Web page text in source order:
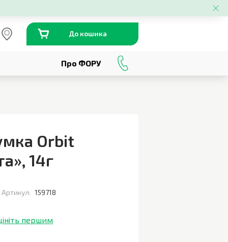
До кошика
Про ФОРУ
Orbit
, 14г
Артикул: 159718
першим